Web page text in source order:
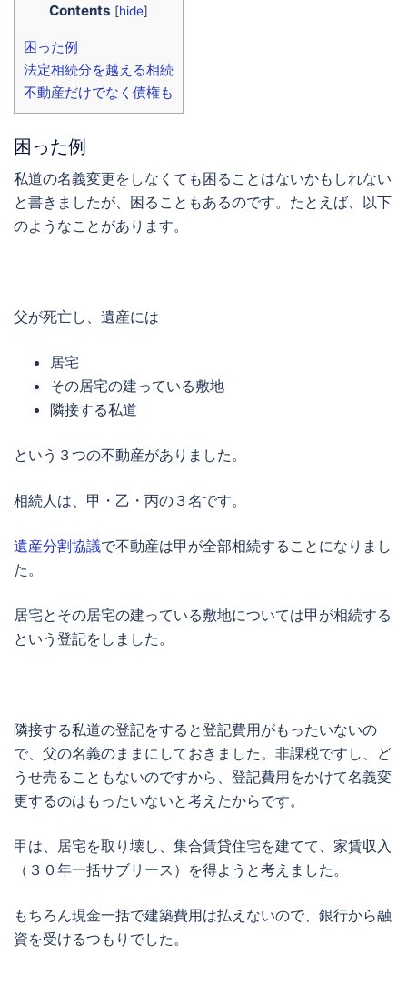
Contents [hide]
困った例
法定相続分を越える相続
不動産だけでなく債権も
困った例
私道の名義変更をしなくても困ることはないかもしれない
と書きましたが、困ることもあるのです。たとえば、以下
のようなことがあります。
父が死亡し、遺産には
居宅
その居宅の建っている敷地
隣接する私道
という３つの不動産がありました。
相続人は、甲・乙・丙の３名です。
遺産分割協議で不動産は甲が全部相続することになりまし
た。
居宅とその居宅の建っている敷地については甲が相続する
という登記をしました。
隣接する私道の登記をすると登記費用がもったいないの
で、父の名義のままにしておきました。非課税ですし、ど
うせ売ることもないのですから、登記費用をかけて名義変
更するのはもったいないと考えたからです。
甲は、居宅を取り壊し、集合賃貸住宅を建てて、家賃収入
（３０年一括サブリース）を得ようと考えました。
もちろん現金一括で建築費用は払えないので、銀行から融
資を受けるつもりでした。